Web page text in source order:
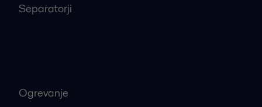
Separatorji
Ogrevanje